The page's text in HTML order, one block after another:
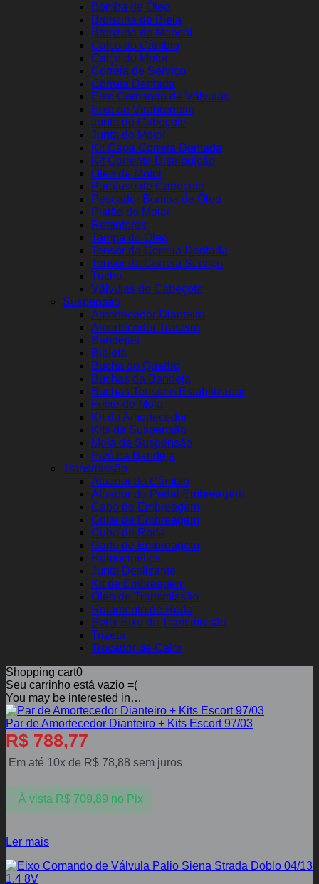
Bomba de Óleo
Bronzina de Biela
Bronzina de Mancal
Calço do Câmbio
Calço do Motor
Correia de Serviço
Correia Dentada
Eixo Comando de Válvulas
Eixo de Virabrequim
Junta do Cabeçote
Junta do Motor
Kit Capa Correia Dentada
Kit Corrente Distribuição
Óleo de Motor
Parafuso de Cabeçote
Pescador Bomba de Óleo
Pistão do Motor
Retentores
Tampa do Óleo
Tensor da Correia Dentada
Tensor da Correia Serviço
Tucho
Válvulas de Cabeçote
Suspensão
Amortecedor Dianteiro
Amortecedor Traseiro
Bandejas
Bieleta
Bucha do Quadro
Buchas da Bandeja
Buchas Tensor e Estabilizador
Feixe de Mola
Kit do Amortecedor
Kits da Suspensão
Mola da Suspensão
Pivô da Bandeja
Transmissão
Atuador do Câmbio
Atuador do Pedal Embreagem
Cabo de Embreagem
Colar de Embreagem
Cubo de Roda
Garfo de Embreagem
Homocinética
Junta Deslizante
Kit de Embreagem
Óleo de Transmissão
Rolamento de Roda
Semi Eixo da Transmissão
Trizeta
Trocador de Calor
Shopping cart0
Seu carrinho está vazio =(
You may be interested in…
Par de Amortecedor Dianteiro + Kits Escort 97/03
R$ 788,77
Em até 10x de R$ 78,88 sem juros
À vista R$709,89 no Pix
Ler mais